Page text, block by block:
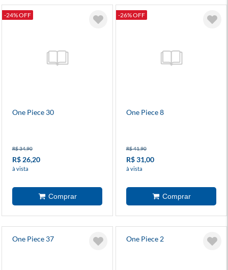
-24% OFF
One Piece 30
R$ 34,90
R$ 26,20
à vista
-26% OFF
One Piece 8
R$ 41,90
R$ 31,00
à vista
One Piece 37 One Piece 2